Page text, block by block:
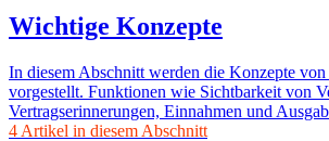
Wichtige Konzepte
In diesem Abschnitt werden die Konzepte
vorgestellt. Funktionen wie Sichtbarkeit von
Vertragserinnerungen, Einnahmen und
4 Artikel in diesem Abschnitt